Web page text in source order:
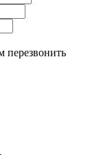
перезвонить